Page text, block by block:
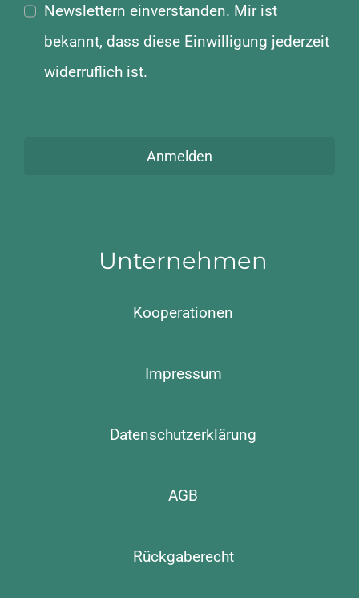
Newslettern einverstanden. Mir ist
bekannt, dass diese Einwilligung jederzeit
widerruflich ist.
Anmelden
Unternehmen
Kooperationen
Impressum
Datenschutzerklärung
AGB
Rückgaberecht